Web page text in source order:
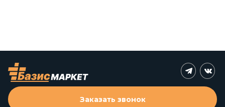
Заказать звонок